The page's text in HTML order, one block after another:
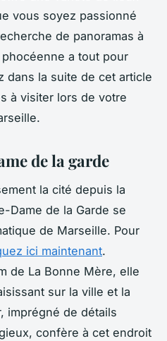
vous soyez passionné
de panoramas à
a tout pour
dans la suite de cet article
à visiter lors de votre
de la garde
la cité depuis la
Dame de la Garde se
de Marseille. Pour
ici maintenant.
de La Bonne Mère, elle
sur la ville et la
imprégné de détails
confère à cet endroit